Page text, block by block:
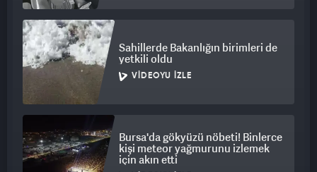
Sahillerde Bakanlığın birimleri de
yetkili oldu
VIDEOYU İZLE
Bursa'da gökyüzü nöbeti! Binlerce
kişi meteor yağmurunu izlemek
için akın etti